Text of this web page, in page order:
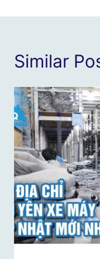
viết
Similar